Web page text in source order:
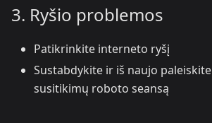
3. Ryšio problemos
Patikrinkite interneto ryšį
Sustabdykite ir iš naujo paleiskite
susitikimų roboto seansą